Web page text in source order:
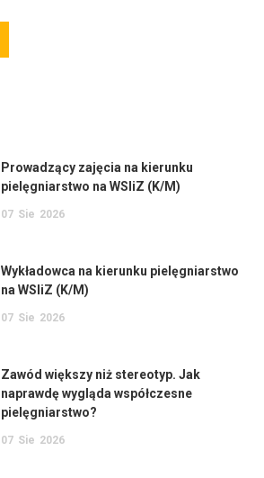
Prowadzący zajęcia na kierunku
pielęgniarstwo na WSIiZ (K/M)
07 Sie 2026
Wykładowca na kierunku pielęgniarstwo
na WSIiZ (K/M)
07 Sie 2026
Zawód większy niż stereotyp. Jak
naprawdę wygląda współczesne
pielęgniarstwo?
07 Sie 2026